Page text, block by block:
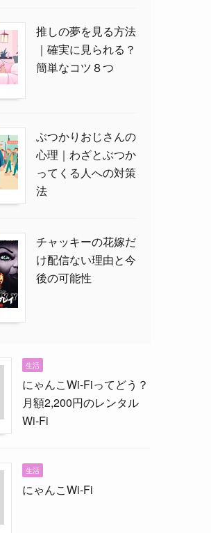
推しの夢を見る方法
｜確実に見られる？
簡単なコツ８つ
ぶつかりおじさんの
心理｜わざとぶつか
ってくる人への対策
法
チャッキーの花嫁だ
け配信ない理由と今
後の可能性
生活
にゃんこWi-Fiってどう？
月額2,200円のレンタル
Wi-Fi
生活
にゃんこWi-Fi